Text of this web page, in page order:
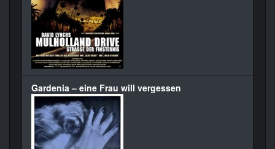
Gardenia – eine Frau will vergessen